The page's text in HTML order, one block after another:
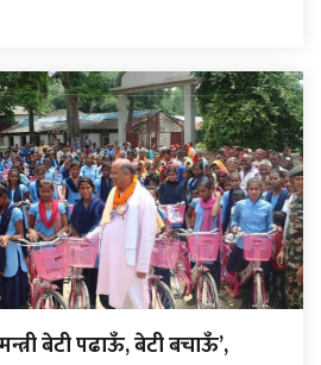
बेटी पढाऊँ, बेटी बचाऊँ’,